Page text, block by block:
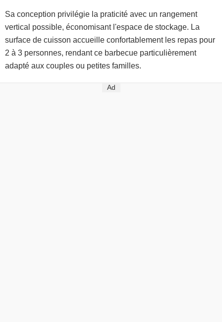
Sa conception privilégie la praticité avec un rangement
vertical possible, économisant l'espace de stockage. La
surface de cuisson accueille confortablement les repas pour
2 à 3 personnes, rendant ce barbecue particulièrement
adapté aux couples ou petites familles.
Ad